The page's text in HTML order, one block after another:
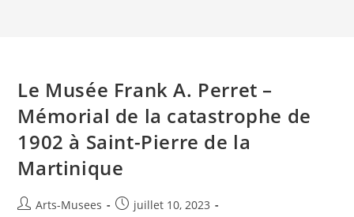
Le Musée Frank A. Perret –
Mémorial de la catastrophe de
1902 à Saint-Pierre de la
Martinique
Arts-Musees
juillet 10, 2023